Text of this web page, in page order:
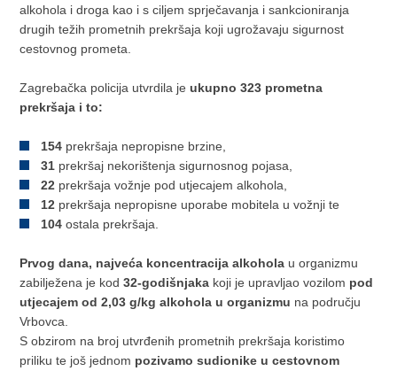
alkohola i droga kao i s ciljem sprječavanja i sankcioniranja
drugih težih prometnih prekršaja koji ugrožavaju sigurnost
cestovnog prometa.
Zagrebačka policija utvrdila jeukupno 323 prometna
prekršaja i to:
154 prekršaja nepropisne brzine,
31 prekršaj nekorištenja sigurnosnog pojasa,
22 prekršaja vožnje pod utjecajem alkohola,
12 prekršaja nepropisne uporabe mobitela u vožnji te
104ostala prekršaja.
Prvog dana, najveća koncentracija alkohola u organizmu
zabilježena je kod32-godišnjaka koji je upravljao vozilom pod
utjecajem od 2,03 g/kg alkohola u organizmu na području
Vrbovca.
S obzirom na broj utvrđenih prometnih prekršaja koristimo
priliku te još jednom pozivamo sudionike u cestovnom